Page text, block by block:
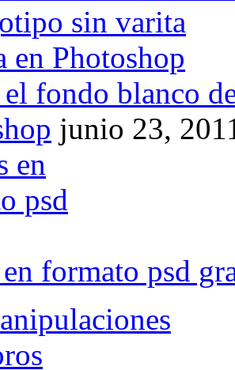
fondo blanco
junio 23,
formato psd